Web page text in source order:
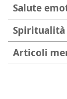
Salute
Spiritualità
Articoli